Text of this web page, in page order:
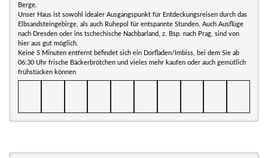
Berge.
Unser Haus ist sowohl idealer Ausgangspunkt für Entdeckungsreisen durch das
Elbsandsteingebirge, als auch Ruhepol für entspannte Stunden. Auch Ausflüge
nach Dresden oder ins tschechische Nachbarland, z. Bsp. nach Prag, sind von
hier aus gut möglich.
Keine 5 Minuten entfernt befindet sich ein Dorfladen/Imbiss, bei dem Sie ab
06:30 Uhr frische Bäckerbrötchen und vieles mehr kaufen oder auch gemütlich
frühstücken können